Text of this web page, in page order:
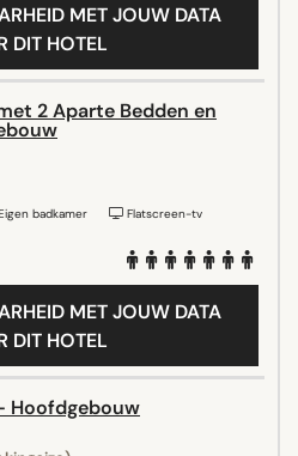
MET JOUW DATA
DIT HOTEL
2 Aparte Bedden en
badkamer Flatscreen-tv
MET JOUW DATA
DIT HOTEL
Hoofdgebouw